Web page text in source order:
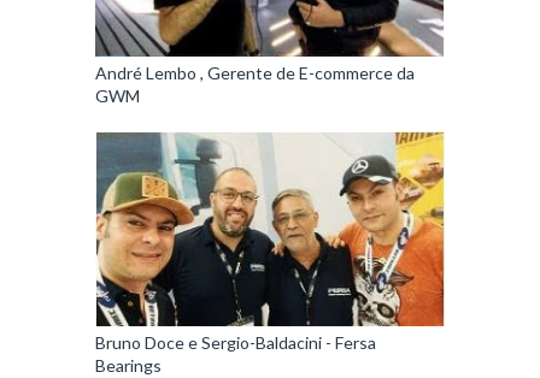
André Lembo , Gerente de E-commerce da
GWM
Bruno Doce e Sergio-Baldacini - Fersa
Bearings